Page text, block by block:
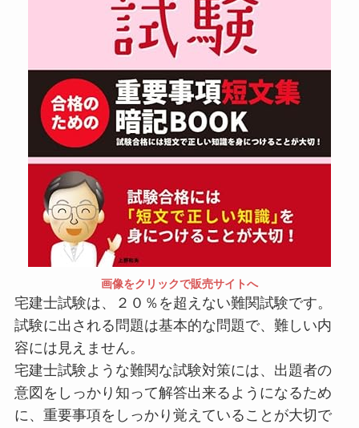
画像をクリックで販売サイトへ
宅建士試験は、２０％を超えない難関試験です。
試験に出される問題は基本的な問題で、難しい内
容には見えません。
宅建士試験ような難関な試験対策には、出題者の
意図をしっかり知って解答出来るようになるため
に、重要事項をしっかり覚えていることが大切で